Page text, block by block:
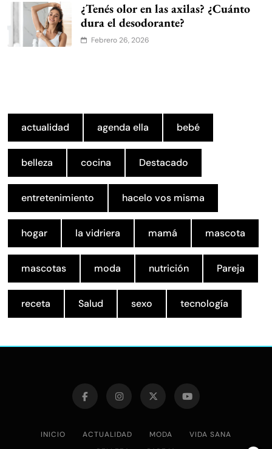
¿Tenés olor en las axilas? ¿Cuánto
dura el desodorante?
Febrero 26, 2026
actualidad agenda ella bebé
belleza cocina Destacado
entretenimiento hacelo vos misma
hogar la vidriera mamá mascota
mascotas moda nutrición Pareja
receta Salud sexo tecnología
INICIO ACTUALIDAD MODA
VIDA SANA